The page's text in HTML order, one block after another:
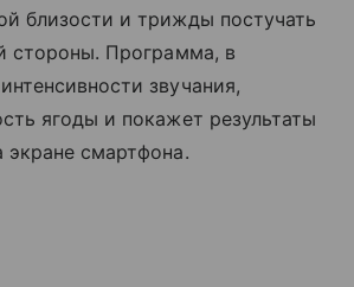
близости и трижды постучать
стороны. Программа, в
звучания,
ягоды и покажет результаты
экране смартфона.